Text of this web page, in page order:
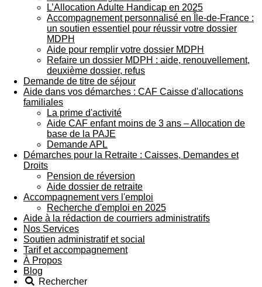
L’Allocation Adulte Handicap en 2025
Accompagnement personnalisé en Île-de-France :
un soutien essentiel pour réussir votre dossier
MDPH
Aide pour remplir votre dossier MDPH
Refaire un dossier MDPH : aide, renouvellement,
deuxième dossier, refus
Demande de titre de séjour
Aide dans vos démarches : CAF Caisse d'allocations
familiales
La prime d'activité
Aide CAF enfant moins de 3 ans – Allocation de
base de la PAJE
Demande APL
Démarches pour la Retraite : Caisses, Demandes et
Droits
Pension de réversion
Aide dossier de retraite
Accompagnement vers l'emploi
Recherche d'emploi en 2025
Aide à la rédaction de courriers administratifs
Nos Services
Soutien administratif et social
Tarif et accompagnement
À Propos
Blog
Rechercher